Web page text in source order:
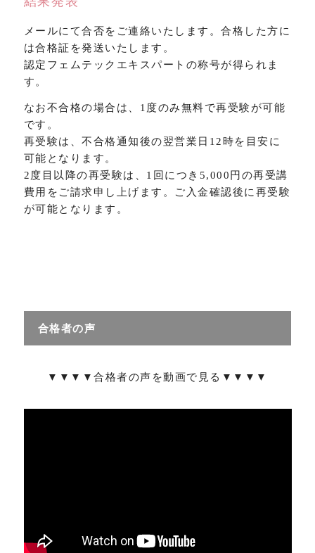
メールにて合否をご連絡いたします。合格した方に
は合格証を発送いたします。
認定フェムテックエキスパートの称号が得られま
す。
なお不合格の場合は、1度のみ無料で再受験が可能
です。
再受験は、不合格通知後の翌営業日12時を目安に
可能となります。
2度目以降の再受験は、1回につき5,000円の再受講
費用をご請求申し上げます。ご入金確認後に再受験
が可能となります。
合格者の声
▼▼▼▼合格者の声を動画で見る▼▼▼▼